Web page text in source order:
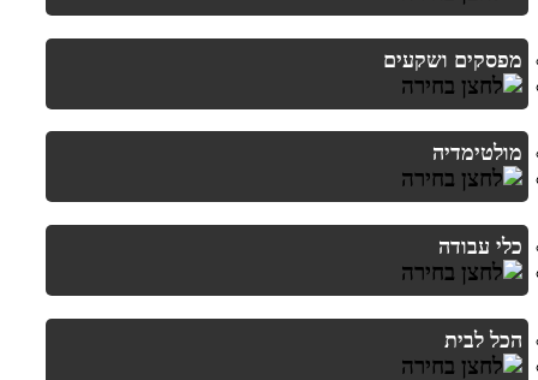
מפסקים ושקעים
מולטימדיה
כלי עבודה
הכל לבית